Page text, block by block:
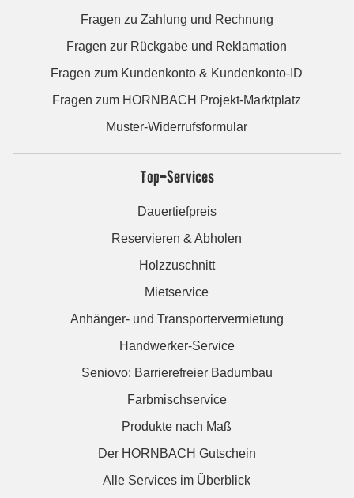
Fragen zu Zahlung und Rechnung
Fragen zur Rückgabe und Reklamation
Fragen zum Kundenkonto & Kundenkonto-ID
Fragen zum HORNBACH Projekt-Marktplatz
Muster-Widerrufsformular
Top-Services
Dauertiefpreis
Reservieren & Abholen
Holzzuschnitt
Mietservice
Anhänger- und Transportervermietung
Handwerker-Service
Seniovo: Barrierefreier Badumbau
Farbmischservice
Produkte nach Maß
Der HORNBACH Gutschein
Alle Services im Überblick